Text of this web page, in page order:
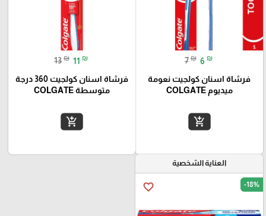
7 ₪ 6 ₪
فرشاة اسنان كولجيت نعومة
ميديوم COLGATE
add_shopping_cart
13 ₪ 11 ₪
فرشاة اسنان كولجيت 360 درجة
متوسطة COLGATE
add_shopping_cart
العناية الشخصية
favorite_border -18%